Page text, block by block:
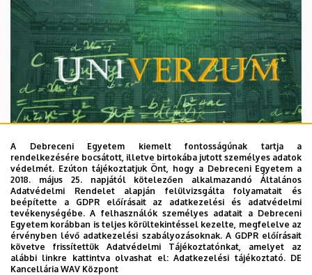
2026. augusztus 7.
Univerzum: A Debreceni Egyetem
titkos receptjei
KUTATÁS TUDOMÁNY
A Debreceni Egyetem kiemelt fontosságúnak tartja a
rendelkezésére bocsátott, illetve birtokába jutott személyes adatok
védelmét. Ezúton tájékoztatjuk Önt, hogy a Debreceni Egyetem a
2018. május 25. napjától kötelezően alkalmazandó Általános
Adatvédelmi Rendelet alapján felülvizsgálta folyamatait és
beépítette a GDPR előírásait az adatkezelési és adatvédelmi
tevékenységébe. A felhasználók személyes adatait a Debreceni
Egyetem korábban is teljes körültekintéssel kezelte, megfelelve az
érvényben lévő adatkezelési szabályozásoknak. A GDPR előírásait
követve frissítettük Adatvédelmi Tájékoztatónkat, amelyet az
alábbi linkre kattintva olvashat el:Adatkezelési tájékoztató. DE
Kancellária WAV Központ